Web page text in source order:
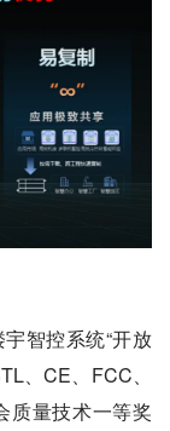
智控系统“开放
、CE、FCC、
质量技术一等奖